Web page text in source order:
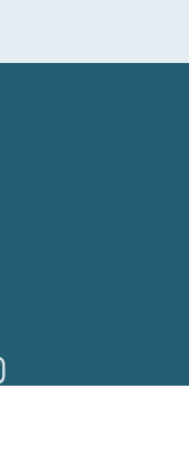
onglet)